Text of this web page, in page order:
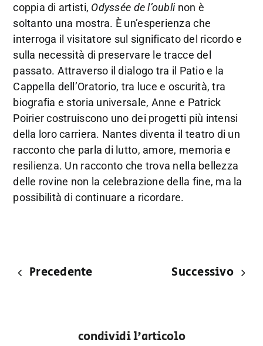
coppia di artisti, Odyssée de l’oublinon è
soltanto una mostra. È un’esperienza che
interroga il visitatore sul significato del ricordo e
sulla necessità di preservare le tracce del
passato. Attraverso il dialogo tra il Patio e la
Cappella dell’Oratorio, tra luce e oscurità, tra
biografia e storia universale, Anne e Patrick
Poirier costruiscono uno dei progetti più intensi
della loro carriera. Nantes diventa il teatro di un
racconto che parla di lutto, amore, memoria e
resilienza. Un racconto che trova nella bellezza
delle rovine non la celebrazione della fine, ma la
possibilità di continuare a ricordare.
Precedente Successivo
condividi l'articolo